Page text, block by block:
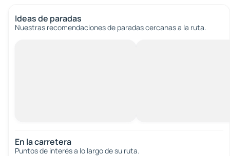
Ideas de paradas
Nuestras recomendaciones de paradas cercanas a la ruta.
En la carretera
Puntos de interés a lo largo de su ruta.